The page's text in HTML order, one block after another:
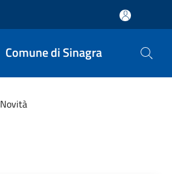
Comune di Sinagra
Novità